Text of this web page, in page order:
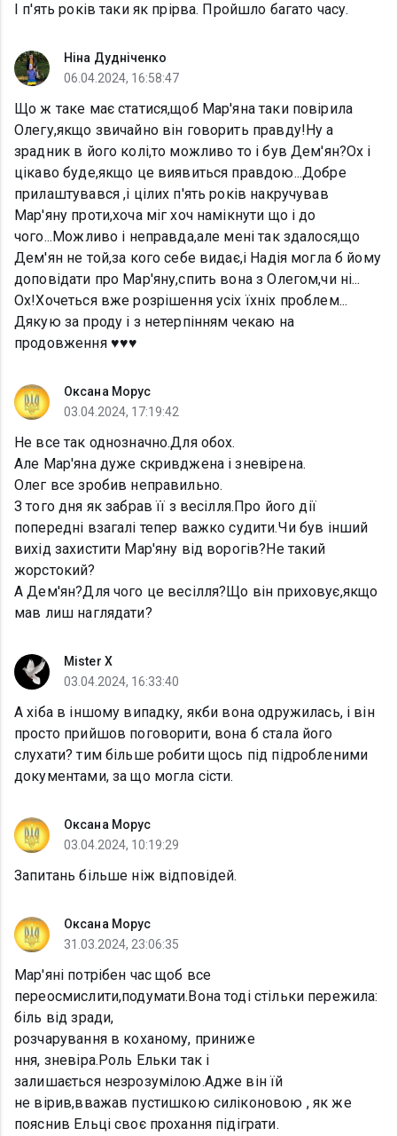
І п'ять років таки як прірва. Пройшло багато часу.
Ніна Дудніченко
06.04.2024, 16:58:47
Що ж таке має статися,щоб Мар'яна таки повірила
Олегу,якщо звичайно він говорить правду!Ну а
зрадник в його колі,то можливо то і був Дем'ян?Ох і
цікаво буде,якщо це виявиться правдою...Добре
прилаштувався ,і цілих п'ять років накручував
Мар'яну проти,хоча міг хоч намікнути що і до
чого...Можливо і неправда,але мені так здалося,що
Дем'ян не той,за кого себе видає,і Надія могла б йому
доповідати про Мар'яну,спить вона з Олегом,чи ні...
Ох!Хочеться вже розрішення усіх їхніх проблем...
Дякую за проду і з нетерпінням чекаю на
продовження ♥️♥️♥️
Оксана Морус
03.04.2024, 17:19:42
Не все так однозначно.Для обох.
Але Мар'яна дуже скривджена і зневірена.
Олег все зробив неправильно.
З того дня як забрав її з весілля.Про його дії
попередні взагалі тепер важко судити.Чи був інший
вихід захистити Мар'яну від ворогів?Не такий
жорстокий?
А Дем'ян?Для чого це весілля?Що він приховує,якщо
мав лиш наглядати?
Mister X
03.04.2024, 16:33:40
А хіба в іншому випадку, якби вона одружилась, і він
просто прийшов поговорити, вона б стала його
слухати? тим більше робити щось під підробленими
документами, за що могла сісти.
Оксана Морус
03.04.2024, 10:19:29
Запитань більше ніж відповідей.
Оксана Морус
31.03.2024, 23:06:35
Мар'яні потрібен час щоб все
переосмислити,подумати.Вона тоді стільки пережила:
біль від зради,
розчарування в коханому, приниже
ння, зневіра.Роль Ельки так і
залишається незрозумілою.Адже він їй
не вірив,вважав пустишкою силіконовою , як же
пояснив Ельці своє прохання підіграти.